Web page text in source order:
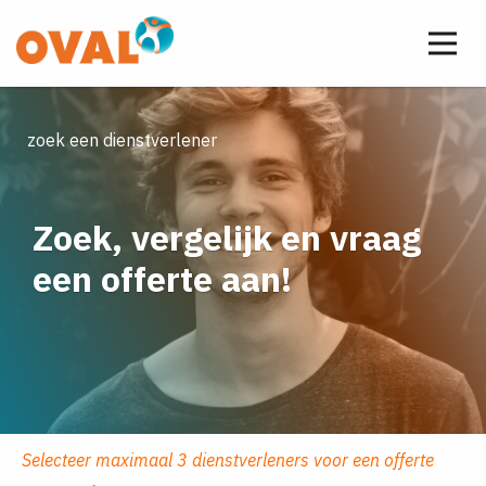
zoek een dienstverlener
Zoek, vergelijk en vraag
een offerte aan!
Selecteer maximaal 3 dienstverleners voor een offerte